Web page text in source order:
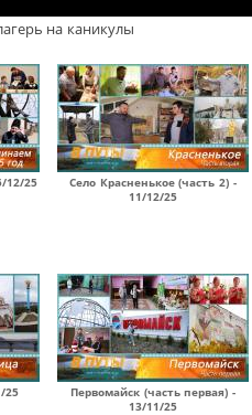
на каникулы
12/25
Село Красненькое (часть 2) -
11/12/25
25
Первомайск (часть первая) -
13/11/25